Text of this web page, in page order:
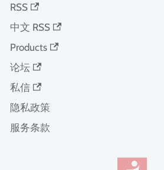
RSS
中文 RSS
Products
论坛
私信
隐私政策
服务条款